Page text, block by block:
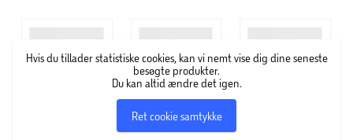
Hvis du tillader statistiske cookies, kan vi nemt vise dig dine seneste
besøgte produkter.
Du kan altid ændre det igen.
Ret cookie samtykke